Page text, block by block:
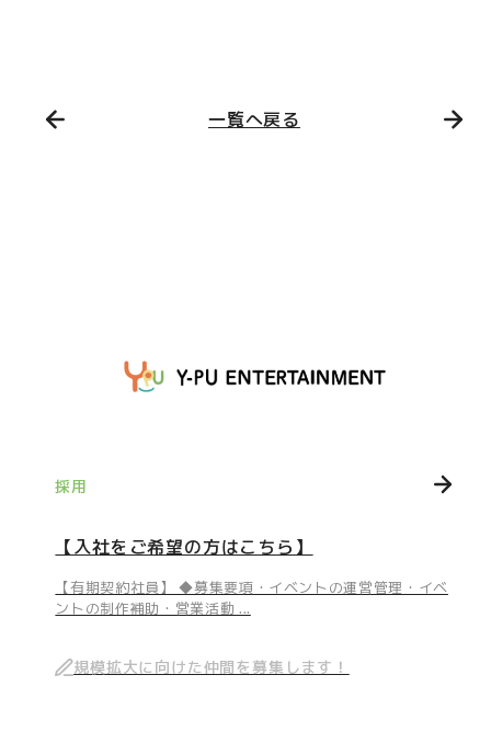
一覧へ戻る
採用
【入社をご希望の方はこちら】
【有期契約社員】 ◆募集要項・イベントの運営管理・イベ
ントの制作補助・営業活動 ...
規模拡大に向けた仲間を募集します！